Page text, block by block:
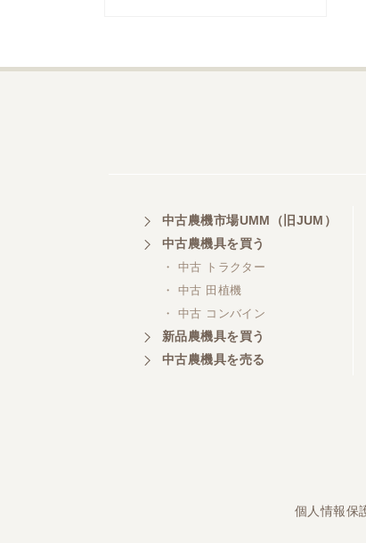
株式会社トミタモータース
株式会社 ケイ・エス・エンタ
ープライズ
中古農機市場UMM（旧JUM）
中古農機具を買う
・ 中古 トラクター
・ 中古 田植機
・ 中古 コンバイン
新品農機具を買う
中古農機具を売る
個人情報保